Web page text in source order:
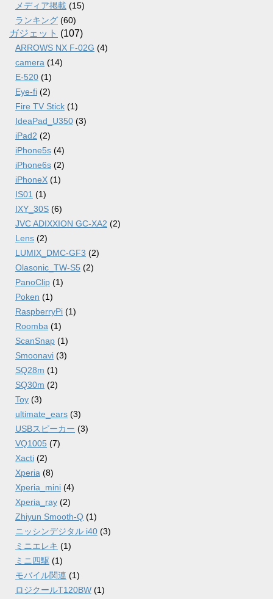
メディア掲載 (15)
ランキング (60)
ガジェット (107)
ARROWS NX F-02G (4)
camera (14)
E-520 (1)
Eye-fi (2)
Fire TV Stick (1)
IdeaPad_U350 (3)
iPad2 (2)
iPhone5s (4)
iPhone6s (2)
iPhoneX (1)
IS01 (1)
IXY_30S (6)
JVC ADIXXION GC-XA2 (2)
Lens (2)
LUMIX_DMC-GF3 (2)
Olasonic_TW-S5 (2)
PanoClip (1)
Poken (1)
RaspberryPi (1)
Roomba (1)
ScanSnap (1)
Smoonavi (3)
SQ28m (1)
SQ30m (2)
Toy (3)
ultimate_ears (3)
USBスピーカー (3)
VQ1005 (7)
Xacti (2)
Xperia (8)
Xperia_mini (4)
Xperia_ray (2)
Zhiyun Smooth-Q (1)
ニッシンデジタル i40 (3)
ミニエレキ (1)
ミニ四駆 (1)
モバイル関連 (1)
ロジクールT120BW (1)